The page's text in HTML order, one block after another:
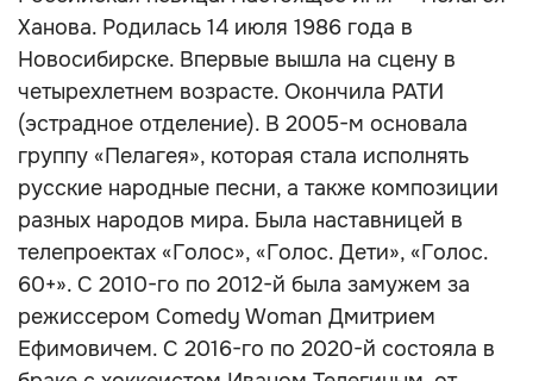
Ханова. Родилась 14 июля 1986 года в
Новосибирске. Впервые вышла на сцену в
четырехлетнем возрасте. Окончила РАТИ
(эстрадное отделение). В 2005-м основала
группу «Пелагея», которая стала исполнять
русские народные песни, а также композиции
разных народов мира. Была наставницей в
телепроектах «Голос», «Голос. Дети», «Голос.
60+». С 2010-го по 2012-й была замужем за
режиссером Comedy Woman Дмитрием
Ефимовичем. С 2016-го по 2020-й состояла в